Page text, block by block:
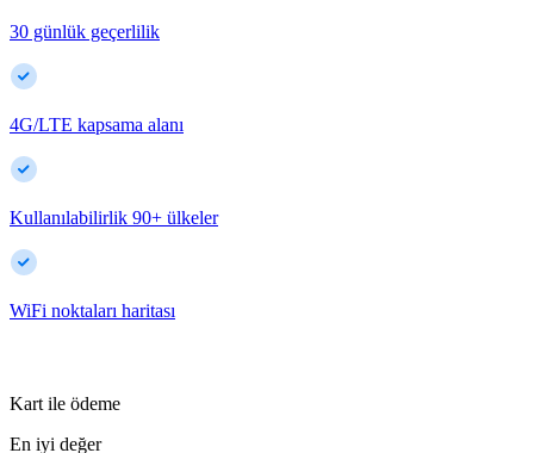
30 günlük geçerlilik
4G/LTE kapsama alanı
Kullanılabilirlik 90+ ülkeler
WiFi noktaları haritası
Kart ile ödeme
En iyi değer